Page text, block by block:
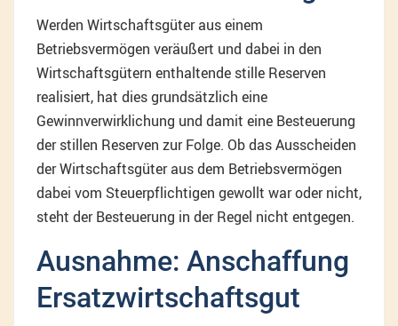
Werden Wirtschaftsgüter aus einem
Betriebsvermögen veräußert und dabei in den
Wirtschaftsgütern enthaltende stille Reserven
realisiert, hat dies grundsätzlich eine
Gewinnverwirklichung und damit eine Besteuerung
der stillen Reserven zur Folge. Ob das Ausscheiden
der Wirtschaftsgüter aus dem Betriebsvermögen
dabei vom Steuerpflichtigen gewollt war oder nicht,
steht der Besteuerung in der Regel nicht entgegen.
Ausnahme: Anschaffung
Ersatzwirtschaftsgut